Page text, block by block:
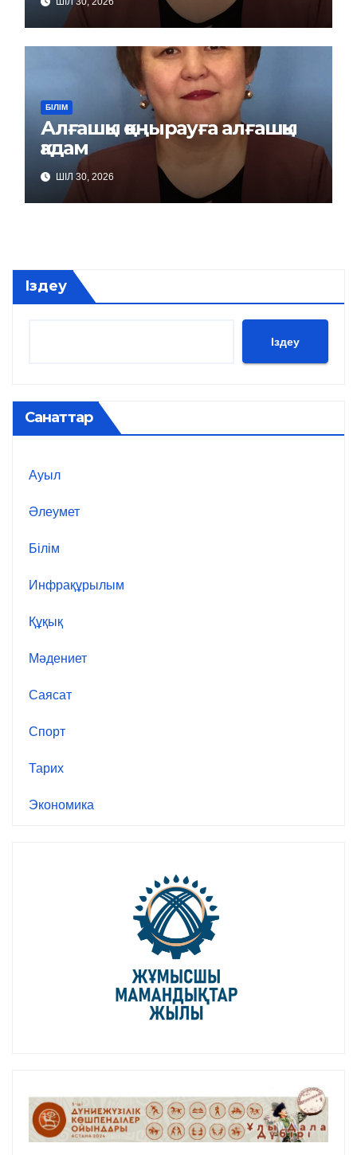
БІЛІМ
Алғашқы қоңырауға алғашқы
қадам
ШІЛ 30, 2026
Іздеу
Іздеу
Санаттар
Ауыл
Әлеумет
Білім
Инфрақұрылым
Құқық
Мәдениет
Саясат
Спорт
Тарих
Экономика